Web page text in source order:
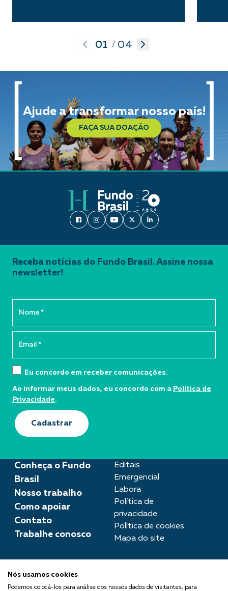
01 / 04
Ajude a transformar nosso país!
FAÇA SUA DOAÇÃO
Conheça o Fundo
Brasil
Nosso trabalho
Como apoiar
Contato
Trabalhe conosco
Editais
Emergencial
Labora
Política de
privacidade
Política de cookies
Mapa do site
imprensa@fundobrasil.org.br
Receba notícias do Fundo Brasil. Assine nossa
newsletter!
Eu concordo em receber comunicações.
Ao informar meus dados, eu concordo com a Política de
Privacidade.
Cadastrar
Nós usamos cookies
Podemos colocá-los para análise dos nossos dados de visitantes, para